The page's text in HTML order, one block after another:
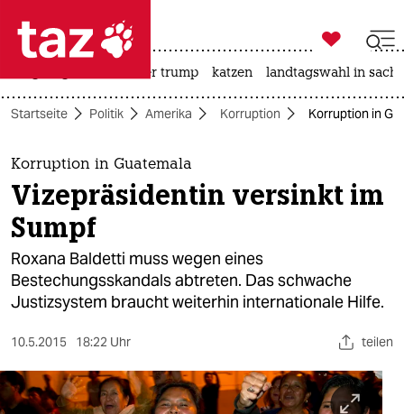
 taz zahl ich
taz zahl ich
themen
politik
öko
gesellschaft
sport
berlin

taz zahl ich
usa unter trump katzen landtagswahl in
Startseite Politik Amerika Korruption Korruption in
Korruption in Guatemala
Vizepräsidentin versinkt im
Sumpf
Roxana Baldetti muss wegen eines
Bestechungsskandals abtreten. Das schwache
Justizsystem braucht weiterhin internationale Hilfe.
10.5.2015 18:22 Uhr teilen